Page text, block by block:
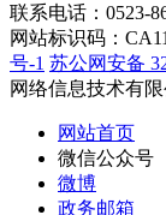
联系电话：0523-
网站标识码：
号-1 苏公网安备
网络信息技术有限
网站首页
微信公众号
微博
政务邮箱